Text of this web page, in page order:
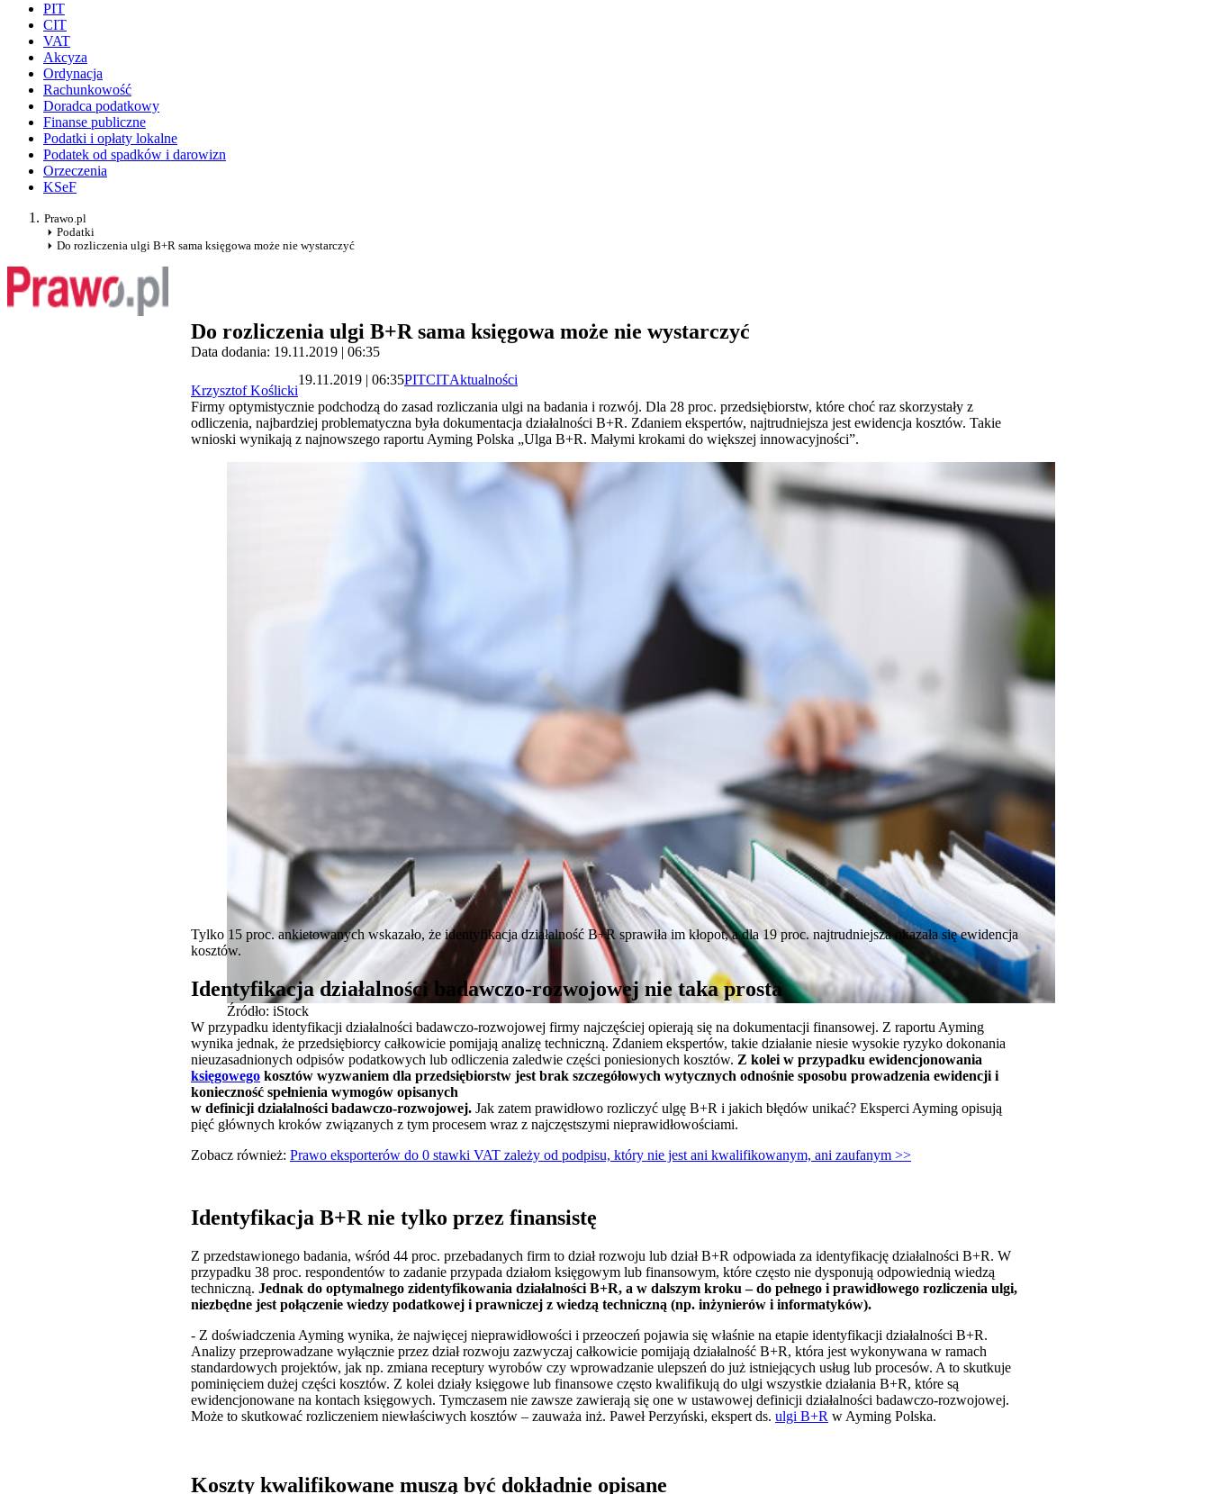
PIT
CIT
VAT
Akcyza
Ordynacja
Rachunkowość
Doradca podatkowy
Finanse publiczne
Podatki i opłaty lokalne
Podatek od spadków i darowizn
Orzeczenia
KSeF
Prawo.pl
Podatki
Do rozliczenia ulgi B+R sama księgowa może nie wystarczyć
Do rozliczenia ulgi B+R sama księgowa może nie wystarczyć
Data dodania: 19.11.2019 | 06:35
Krzysztof Koślicki
19.11.2019 | 06:35PITCITAktualności
Firmy optymistycznie podchodzą do zasad rozliczania ulgi na badania i rozwój. Dla 28 proc. przedsiębiorstw, które choć raz skorzystały z
odliczenia, najbardziej problematyczna była dokumentacja działalności B+R. Zdaniem ekspertów, najtrudniejsza jest ewidencja kosztów. Takie
wnioski wynikają z najnowszego raportu Ayming Polska „Ulga B+R. Małymi krokami do większej innowacyjności”.
Źródło: iStock
Tylko 15 proc. ankietowanych wskazało, że identyfikacja działalność B+R sprawiła im kłopot, a dla 19 proc. najtrudniejsza okazała się ewidencja
kosztów.
Identyfikacja działalności badawczo-rozwojowej nie taka prosta
W przypadku identyfikacji działalności badawczo-rozwojowej firmy najczęściej opierają się na dokumentacji finansowej. Z raportu Ayming
wynika jednak, że przedsiębiorcy całkowicie pomijają analizę techniczną. Zdaniem ekspertów, takie działanie niesie wysokie ryzyko dokonania
nieuzasadnionych odpisów podatkowych lub odliczenia zaledwie części poniesionych kosztów. Z kolei w przypadku ewidencjonowania
księgowego kosztów wyzwaniem dla przedsiębiorstw jest brak szczegółowych wytycznych odnośnie sposobu prowadzenia ewidencji i
konieczność spełnienia wymogów opisanych
w definicji działalności badawczo-rozwojowej. Jak zatem prawidłowo rozliczyć ulgę B+R i jakich błędów unikać? Eksperci Ayming opisują
pięć głównych kroków związanych z tym procesem wraz z najczęstszymi nieprawidłowościami.
Zobacz również: Prawo eksporterów do 0 stawki VAT zależy od podpisu, który nie jest ani kwalifikowanym, ani zaufanym >>
Identyfikacja B+R nie tylko przez finansistę
Z przedstawionego badania, wśród 44 proc. przebadanych firm to dział rozwoju lub dział B+R odpowiada za identyfikację działalności B+R. W
przypadku 38 proc. respondentów to zadanie przypada działom księgowym lub finansowym, które często nie dysponują odpowiednią wiedzą
techniczną. Jednak do optymalnego zidentyfikowania działalności B+R, a w dalszym kroku – do pełnego i prawidłowego rozliczenia ulgi,
niezbędne jest połączenie wiedzy podatkowej i prawniczej z wiedzą techniczną (np. inżynierów i informatyków).
- Z doświadczenia Ayming wynika, że najwięcej nieprawidłowości i przeoczeń pojawia się właśnie na etapie identyfikacji działalności B+R.
Analizy przeprowadzane wyłącznie przez dział rozwoju zazwyczaj całkowicie pomijają działalność B+R, która jest wykonywana w ramach
standardowych projektów, jak np. zmiana receptury wyrobów czy wprowadzanie ulepszeń do już istniejących usług lub procesów. A to skutkuje
pominięciem dużej części kosztów. Z kolei działy księgowe lub finansowe często kwalifikują do ulgi wszystkie działania B+R, które są
ewidencjonowane na kontach księgowych. Tymczasem nie zawsze zawierają się one w ustawowej definicji działalności badawczo-rozwojowej.
Może to skutkować rozliczeniem niewłaściwych kosztów – zauważa inż. Paweł Perzyński, ekspert ds. ulgi B+R w Ayming Polska.
Koszty kwalifikowane muszą być dokładnie opisane